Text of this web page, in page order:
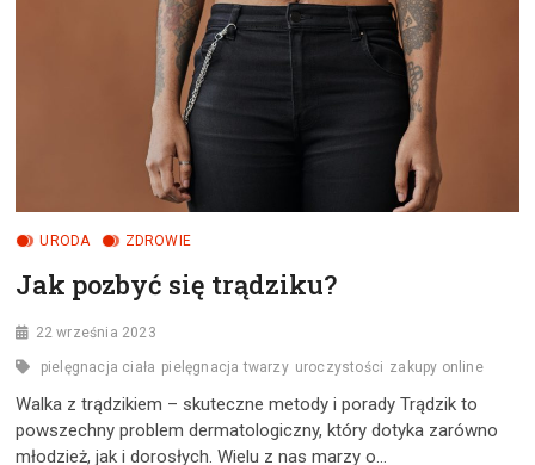
URODA ZDROWIE
Jak pozbyć się trądziku?
22 września 2023
pielęgnacja ciała pielęgnacja twarzy uroczystości zakupy online
Walka z trądzikiem – skuteczne metody i porady Trądzik to
powszechny problem dermatologiczny, który dotyka zarówno
młodzież, jak i dorosłych. Wielu z nas marzy o…